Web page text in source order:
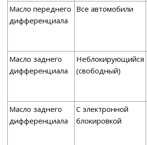
Масло переднего
дифференциала
Все автомобили
Масло заднего
дифференциала
Неблокирующийся
(свободный)
Масло заднего
дифференциала
С электронной
блокировкой